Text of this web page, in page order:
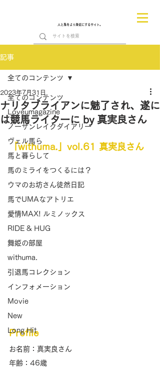
人と馬をより身近にするサイト。
記事
全てのコンテンツ
Loveumagazine
ノーザンレイクダイアリー
ヴェル馬ら
馬と暮らして
馬のミライをつくるには？
ウマのお坊さん徒然日記
馬でUMAなアトリエ
愛情MAX! ルミノックス
RIDE & HUG
舞姫の部屋
withuma.
引退馬コレクション
インフォメーション
Movie
New
Long Hit
全てのコンテンツ
ナリタブライアンに魅了され、遂に
は競馬ライターに by 真実良さん
2023年7月31日
「withuma.」vol.61 真実良さん
Profile
お名前：真実良さん
年齢：46歳